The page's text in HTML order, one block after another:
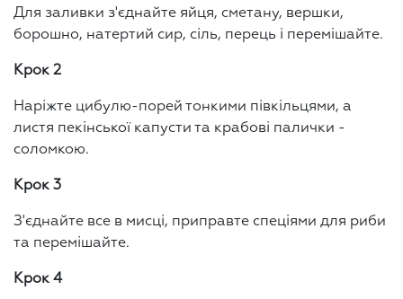
Для заливки з'єднайте яйця, сметану, вершки,
борошно, натертий сир, сіль, перець і перемішайте.
Крок 2
Наріжте цибулю-порей тонкими півкільцями, а
листя пекінської капусти та крабові палички -
соломкою.
Крок 3
З'єднайте все в мисці, приправте спеціями для риби
та перемішайте.
Крок 4